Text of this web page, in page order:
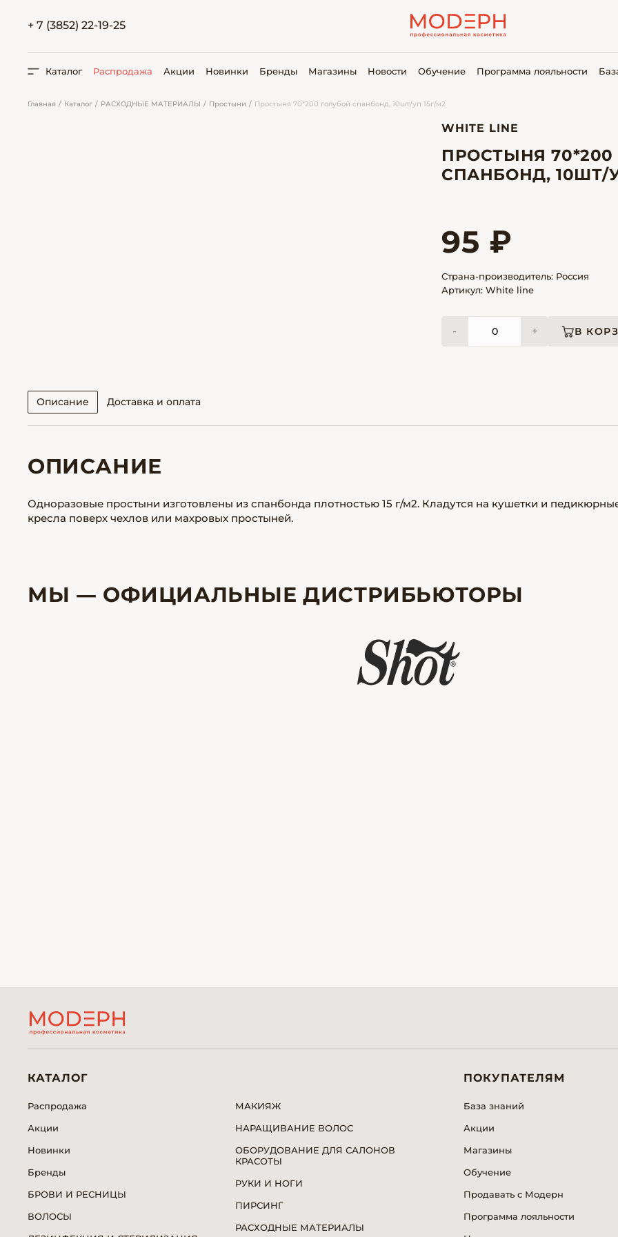
+ 7 (3852) 22-19-25
Каталог Распродажа Акции Новинки Бренды Магазины Новости Обучение Программа лояльности
Главная Каталог РАСХОДНЫЕ МАТЕРИАЛЫ Простыни Простыня 70*200 голубой спанбонд, 10шт/уп 15г/м2
WHITE LINE
ПРОСТЫНЯ
СПАНБОНД, 10ШТ/
95 ₽
Страна-производитель: Россия
Артикул: White line
- + В
Описание Доставка и оплата
ОПИСАНИЕ
Одноразовые простыни изготовлены из спанбонда плотностью 15 г/м2. Кладутся на кушетки и
кресла поверх чехлов или махровых простыней.
МЫ — ОФИЦИАЛЬНЫЕ ДИСТРИБЬЮТОРЫ
КАТАЛОГ
Распродажа
Акции
Новинки
Бренды
БРОВИ И РЕСНИЦЫ
ВОЛОСЫ
МАКИЯЖ
НАРАЩИВАНИЕ ВОЛОС
ОБОРУДОВАНИЕ ДЛЯ САЛОНОВ
КРАСОТЫ
РУКИ И НОГИ
ПИРСИНГ
РАСХОДНЫЕ МАТЕРИАЛЫ
ПОКУПАТЕЛЯМ
База знаний
Акции
Магазины
Обучение
Продавать с Модерн
Программа лояльности